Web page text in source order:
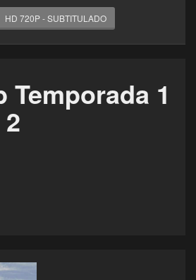
acceso expira en 1 hora
HD 720P - SUBTITULADO
Temporada 1